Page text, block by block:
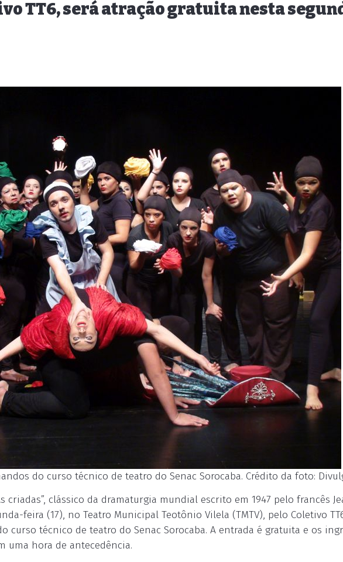
TT6, será atração gratuita nesta
do curso técnico de teatro do Senac Sorocaba. Crédito da foto:
criadas”, clássico da dramaturgia mundial escrito em 1947 pelo francês
feira (17), no Teatro Municipal Teotônio Vilela (TMTV), pelo Coletivo
técnico de teatro do Senac Sorocaba. A entrada é gratuita e os
uma hora de antecedência.